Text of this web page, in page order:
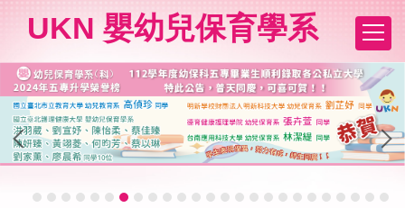
要
內
容
區
UKN 嬰幼兒保育學系